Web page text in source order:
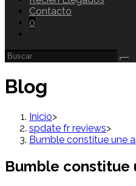
Contacto
0
Blog
Inicio>
spdate fr reviews>
Bumble constitue une
Bumble constitue